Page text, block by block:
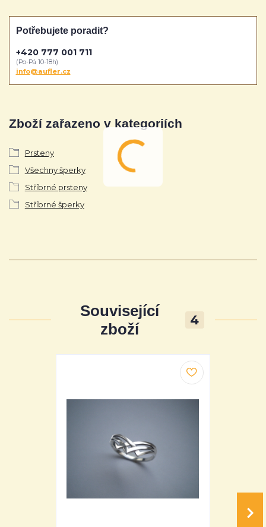
Zboží zařazeno v kategoriích
Prsteny
Všechny šperky
Stříbrné prsteny
Stříbrné šperky
Potřebujete poradit?
+420 777 001 711
(Po-Pá 10-18h)
info@aufler.cz
Související
zboží
4